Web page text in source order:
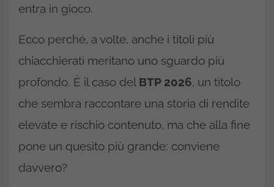
entra in gioco.
Ecco perché, a volte, anche i titoli più
chiacchierati meritano uno sguardo più
profondo. È il caso del BTP 2026, un titolo
che sembra raccontare una storia di rendite
elevate e rischio contenuto, ma che alla fine
pone un quesito più grande: conviene
davvero?